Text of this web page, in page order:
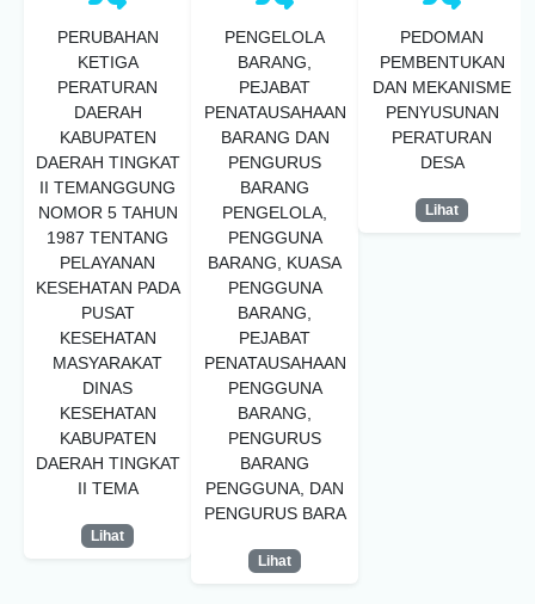
PERUBAHAN
KETIGA
PERATURAN
DAERAH
KABUPATEN
DAERAH TINGKAT
II TEMANGGUNG
NOMOR 5 TAHUN
1987 TENTANG
PELAYANAN
KESEHATAN PADA
PUSAT
KESEHATAN
MASYARAKAT
DINAS
KESEHATAN
KABUPATEN
DAERAH TINGKAT
II TEMA
Lihat
PENGELOLA
BARANG,
PEJABAT
PENATAUSAHAAN
BARANG DAN
PENGURUS
BARANG
PENGELOLA,
PENGGUNA
BARANG, KUASA
PENGGUNA
BARANG,
PEJABAT
PENATAUSAHAAN
PENGGUNA
BARANG,
PENGURUS
BARANG
PENGGUNA, DAN
PENGURUS BARA
Lihat
PEDOMAN
PEMBENTUKAN
DAN MEKANISME
PENYUSUNAN
PERATURAN
DESA
Lihat